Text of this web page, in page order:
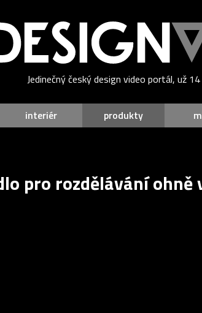
Jedinečný český design video portál, už
interiér produkty
pro rozdělávání